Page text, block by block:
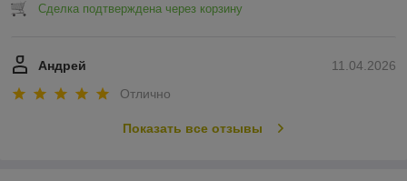
Сделка подтверждена через корзину
11.04.2026
Андрей
Отлично
Показать все отзывы